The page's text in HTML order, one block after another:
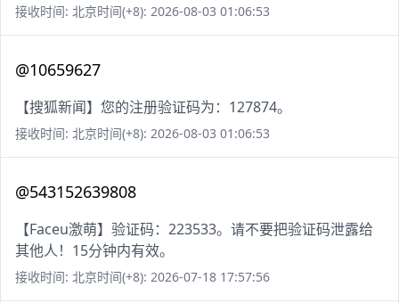
接收时间: 北京时间(+8): 2026-08-03 01:06:53
@10659627
【搜狐新闻】您的注册验证码为：127874。
接收时间: 北京时间(+8): 2026-08-03 01:06:53
@543152639808
【Faceu激萌】验证码：223533。请不要把验证码泄露给
其他人！15分钟内有效。
接收时间: 北京时间(+8): 2026-07-18 17:57:56